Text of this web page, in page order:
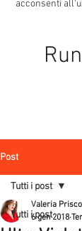
acconsenti
Post
Tutti i post
Tutti i post
Valeria Prisco
6 gen 2018